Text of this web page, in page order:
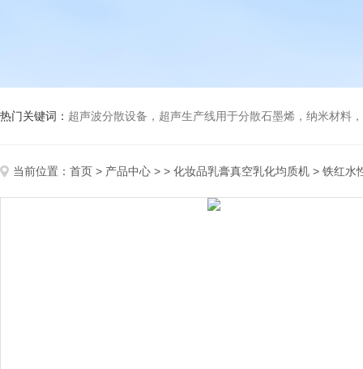
热门关键词： 超声波分散设备，超声生产线用于分散石墨烯，纳米材料，高分子材
当前位置： 首页 > 产品中心 > > 化妆品乳膏真空乳化均质机 > 铁红水